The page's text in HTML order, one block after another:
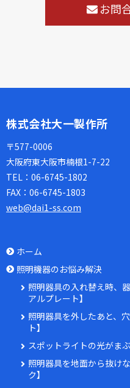
お問
株式会社大一製作所
〒577-0006
大阪府東大阪市楠根1-7-22
TEL： 06-6745-1802
FAX： 06-6745-1803
web@dai1-ss.com
ホーム
照明機器のお悩み解決
照明器具の入れ替え時、
アルプレート】
照明器具を外したあと、
ト】
スポットライトの光がま
照明器具を地面から抜け
ク】